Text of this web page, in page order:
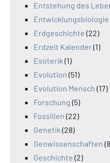
Entstehung des
Entwicklungsbiologie
Erdgeschichte (22)
Erdzeit Kalender(1)
Esoterik (1)
Evolution (51)
Evolution Mensch (17)
Forschung (5)
Fossilien (22)
Genetik (28)
Geowissenschaften
Geschichte (2)